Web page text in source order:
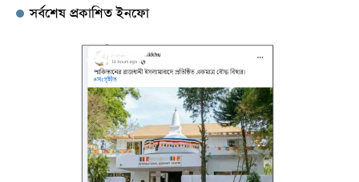
সর্বশেষ প্রকাশিত ইনফো